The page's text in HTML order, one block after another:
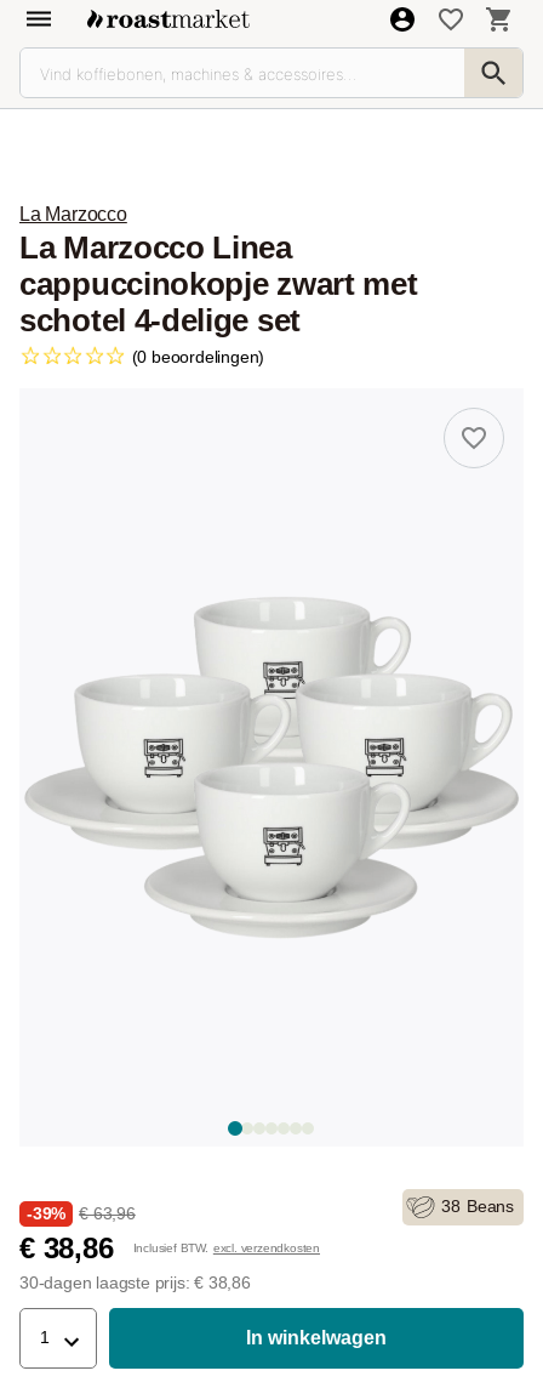
La Marzocco
La Marzocco Linea
cappuccinokopje zwart met
schotel 4-delige set
(0 beoordelingen)
-39% € 63,96
€ 38,86 Inclusief BTW. excl. verzendkosten
30-dagen laagste prijs: € 38,86
38 Beans
1 In winkelwagen